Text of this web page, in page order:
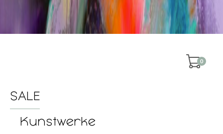
0
SALE
Kunstwerke